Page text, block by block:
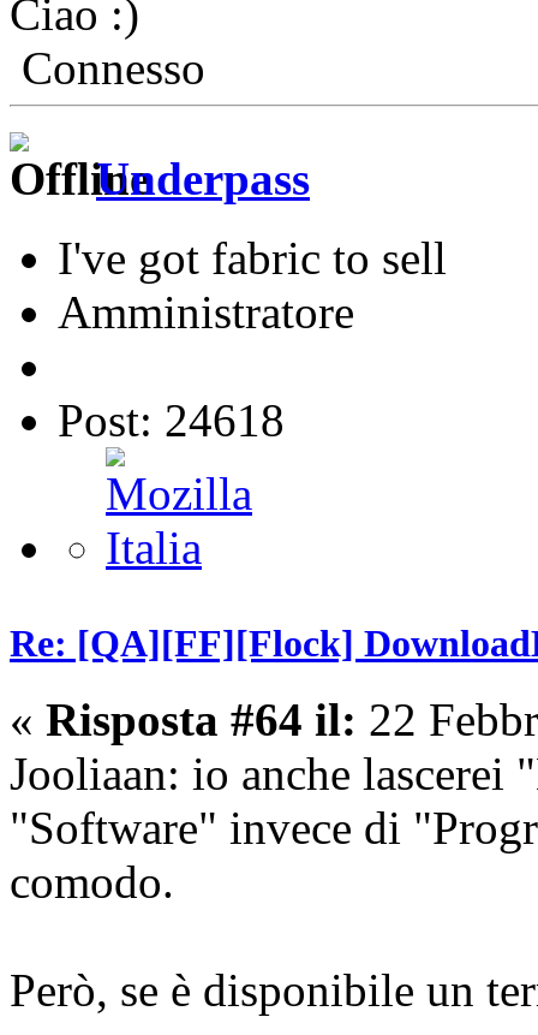
Ciao
Connesso
Underpass
I've got fabric to sell
Amministratore
Post: 24618
Re: [QA][FF][Flock]
« Risposta #64 il: 22
Jooliaan: io anche lascerei
"Software" invece di
comodo.
Però, se è disponibile un